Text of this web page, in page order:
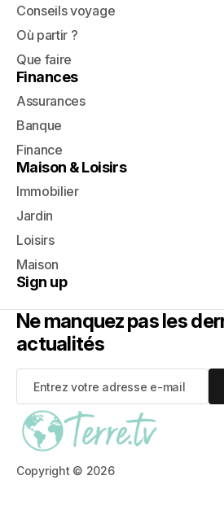
Copyright © 2026
Conseils voyage
Où partir ?
Que faire
Finances
Assurances
Banque
Finance
Maison & Loisirs
Immobilier
Jardin
Loisirs
Maison
Sign up
Ne manquez pas les
actualités